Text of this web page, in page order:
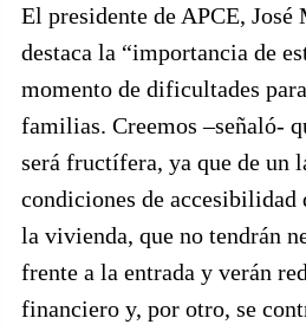
El presidente de APCE, José
destaca la “importancia de
momento de dificultades
familias. Creemos –señaló-
será fructífera, ya que de un
condiciones de accesibilidad
la vivienda, que no tendrán
frente a la entrada y verán
financiero y, por otro, se